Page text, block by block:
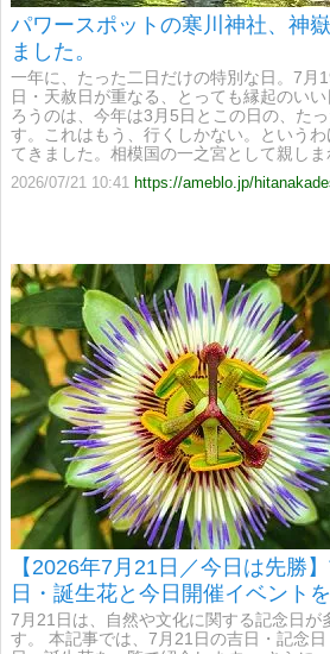
パワースポットの寒川神社、神
ました。
一年に、たった二日だけの特別な日。7月
日・天赦日が重なる、とっても縁起のい
ろうのは、今年は3月5日とこの日の、た
す。これはもう、行くしかない。という
てきました。相模国の一之宮として親し
2026/07/21 10:41 https://ameblo.jp/
【2026年7月21日／今日は先勝
日・誕生花と今日開催イベント
7月21日は、自然や文化に関する記念日が
す。 本記事では、7月21日の吉日・記念